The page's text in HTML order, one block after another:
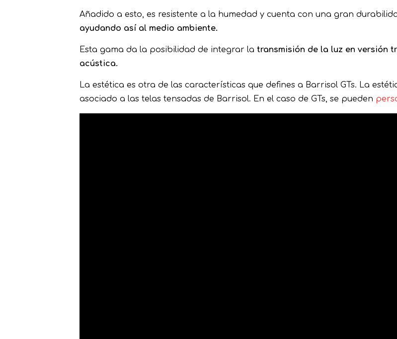
Añadido a esto, es resistente a la humedad y cuenta con una gran
ayudando así al medio ambiente.
Esta gama da la posibilidad de integrar la transmisión de la luz en versión
acústica.
La estética es otra de las características que defines a Barrisol GTs. La
asociado a las telas tensadas de Barrisol. En el caso de GTs, se pueden